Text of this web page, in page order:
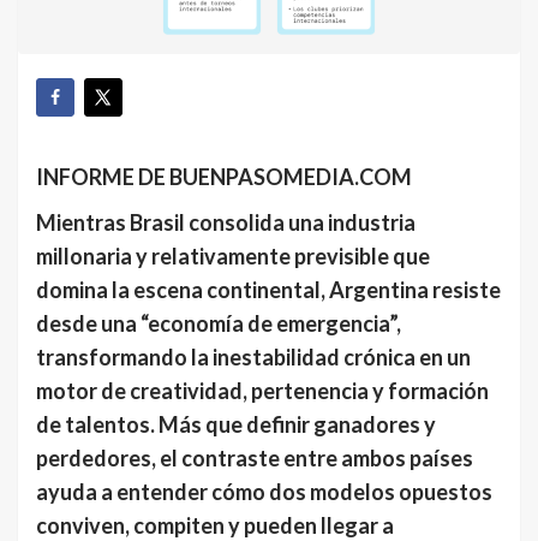
INFORME DE BUENPASOMEDIA.COM
Mientras Brasil consolida una industria
millonaria y relativamente previsible que
domina la escena continental, Argentina resiste
desde una “economía de emergencia”,
transformando la inestabilidad crónica en un
motor de creatividad, pertenencia y formación
de talentos. Más que definir ganadores y
perdedores, el contraste entre ambos países
ayuda a entender cómo dos modelos opuestos
conviven, compiten y pueden llegar a